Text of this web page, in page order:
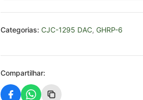
Categorias: CJC-1295 DAC, GHRP-6
Compartilhar: